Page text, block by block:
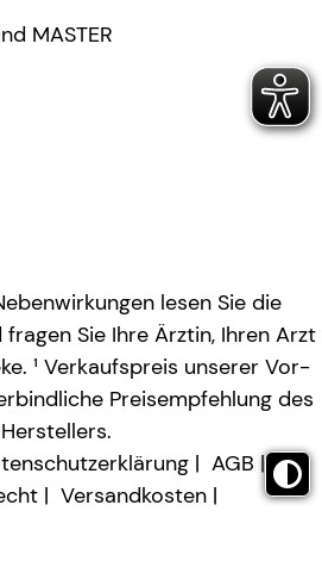
MASTER
lesen Sie die
Sie Ihre Ärztin, Ihren Arzt
¹ Verkaufspreis unserer Vor-
Preisempfehlung des
Herstellers.
AGB
Versandkosten